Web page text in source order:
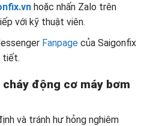
hoặc nhấn Zalo trên
với kỹ thuật viên.
Fanpagecủa Saigonfix
tiết.
động cơ máy bơm
và tránh hư hỏng nghiêm